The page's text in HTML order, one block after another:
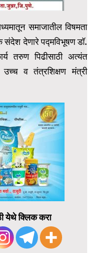
समाजातील विषमता
संदेश देणारे पद्मविभूषण डॉ.
तरुण पिढीसाठी अत्यंत
उच्च व तंत्रशिक्षण मंत्री
येथे क्लिक करा